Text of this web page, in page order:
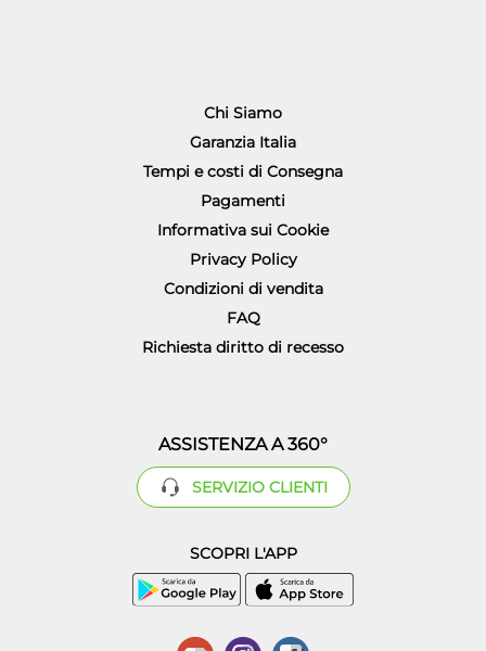
Chi Siamo
Garanzia Italia
Tempi e costi di Consegna
Pagamenti
Informativa sui Cookie
Privacy Policy
Condizioni di vendita
FAQ
Richiesta diritto di recesso
ASSISTENZA A 360°
SERVIZIO CLIENTI
SCOPRI L'APP